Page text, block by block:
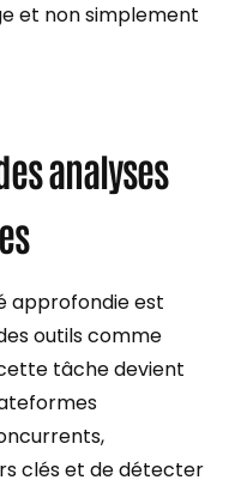
et non simplement
analyses
approfondie est
outils comme
tâche devient
clés et de détecter